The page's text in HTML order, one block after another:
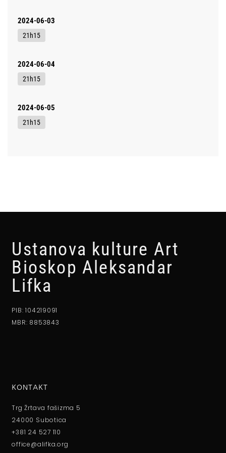
2024-06-03
21h15
2024-06-04
21h15
2024-06-05
21h15
Ustanova kulture Art
Bioskop Aleksandar
Lifka
PIB: 104219091
MBR: 8853843
KONTAKT
Trg Žrtava fašizma 5
24000 Subotica
+381 24 527 110
office@alifka.org